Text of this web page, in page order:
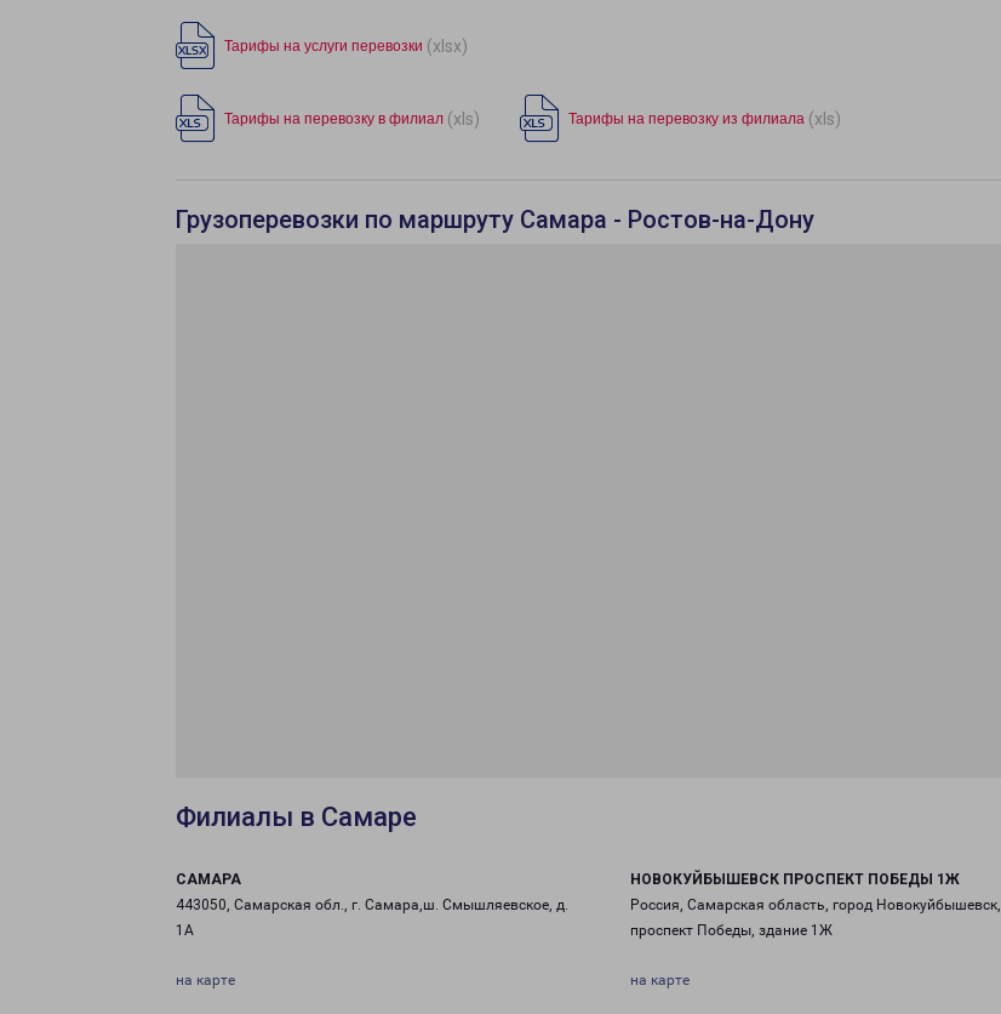
Тарифы на услуги перевозки (xlsx)
Тарифы на перевозку в филиал (xls) Тарифы на перевозку из филиала (xls)
Грузоперевозки по маршруту Самара - Ростов-на-Дону
Филиалы в Самаре
САМАРА
443050, Самарская обл., г. Самара,ш. Смышляевское, д.
1А
на карте
НОВОКУЙБЫШЕВСК ПРОСПЕКТ ПОБЕДЫ 1Ж
Россия, Самарская область, город Новокуйбышевск,
проспект Победы, здание 1Ж
на карте